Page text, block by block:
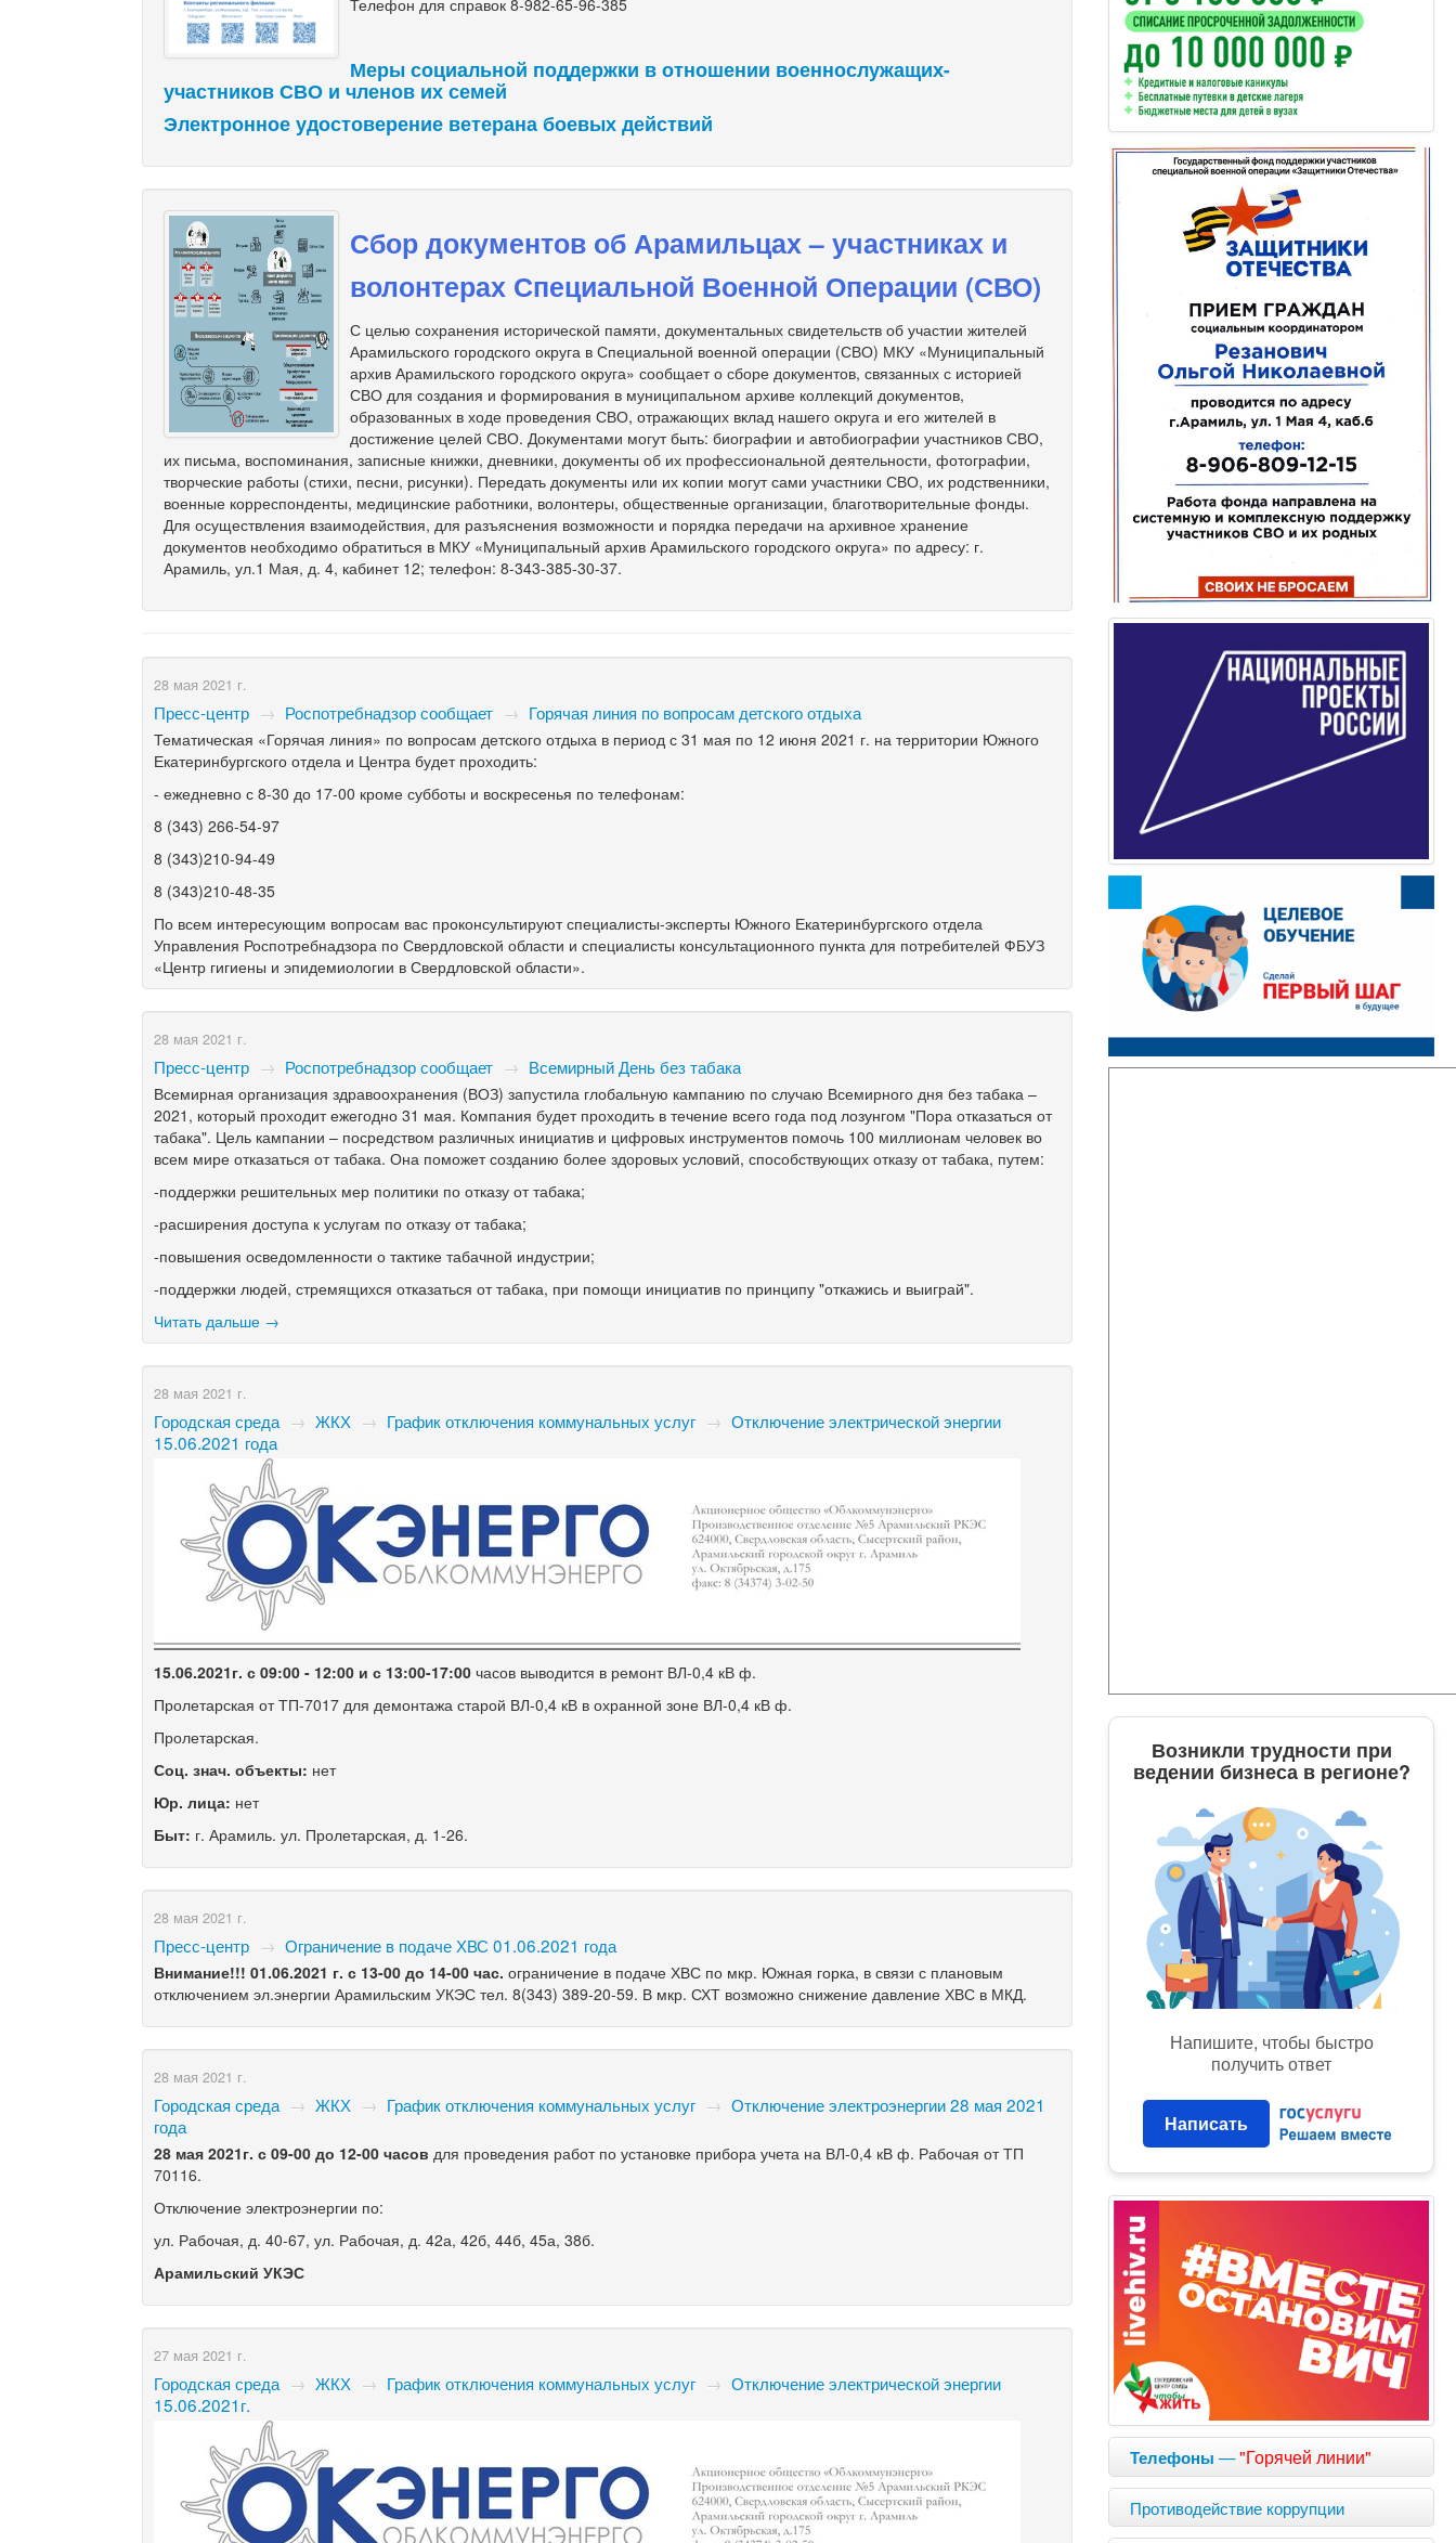
Телефон для справок 8-982-65-96-385
Меры социальной поддержки в отношении военнослужащих-
участников СВО и членов их семей
Электронное удостоверение ветерана боевых действий
Сбор документов об Арамильцах – участниках и
волонтерах Специальной Военной Операции (СВО)
С целью сохранения исторической памяти, документальных свидетельств об участии жителей
Арамильского городского округа в Специальной военной операции (СВО) МКУ «Муниципальный
архив Арамильского городского округа» сообщает о сборе документов, связанных с историей
СВО для создания и формирования в муниципальном архиве коллекций документов,
образованных в ходе проведения СВО, отражающих вклад нашего округа и его жителей в
достижение целей СВО. Документами могут быть: биографии и автобиографии участников СВО,
их письма, воспоминания, записные книжки, дневники, документы об их профессиональной деятельности, фотографии,
творческие работы (стихи, песни, рисунки). Передать документы или их копии могут сами участники СВО, их родственники,
военные корреспонденты, медицинские работники, волонтеры, общественные организации, благотворительные фонды.
Для осуществления взаимодействия, для разъяснения возможности и порядка передачи на архивное хранение
документов необходимо обратиться в МКУ «Муниципальный архив Арамильского городского округа» по адресу: г.
Арамиль, ул.1 Мая, д. 4, кабинет 12; телефон: 8-343-385-30-37.
28 мая 2021 г.
Пресс-центр → Роспотребнадзор сообщает → Горячая линия по вопросам детского отдыха
Тематическая «Горячая линия» по вопросам детского отдыха в период с 31 мая по 12 июня 2021 г. на территории Южного
Екатеринбургского отдела и Центра будет проходить:
- ежедневно с 8-30 до 17-00 кроме субботы и воскресенья по телефонам:
8 (343) 266-54-97
8 (343)210-94-49
8 (343)210-48-35
По всем интересующим вопросам вас проконсультируют специалисты-эксперты Южного Екатеринбургского отдела
Управления Роспотребнадзора по Свердловской области и специалисты консультационного пункта для потребителей ФБУЗ
«Центр гигиены и эпидемиологии в Свердловской области».
28 мая 2021 г.
Пресс-центр → Роспотребнадзор сообщает → Всемирный День без табака
Всемирная организация здравоохранения (ВОЗ) запустила глобальную кампанию по случаю Всемирного дня без табака –
2021, который проходит ежегодно 31 мая. Компания будет проходить в течение всего года под лозунгом "Пора отказаться от
табака". Цель кампании – посредством различных инициатив и цифровых инструментов помочь 100 миллионам человек во
всем мире отказаться от табака. Она поможет созданию более здоровых условий, способствующих отказу от табака, путем:
-поддержки решительных мер политики по отказу от табака;
-расширения доступа к услугам по отказу от табака;
-повышения осведомленности о тактике табачной индустрии;
-поддержки людей, стремящихся отказаться от табака, при помощи инициатив по принципу "откажись и выиграй".
Читать дальше →
28 мая 2021 г.
Городская среда → ЖКХ → График отключения коммунальных услуг → Отключение электрической энергии
15.06.2021 года
15.06.2021г. с 09:00 - 12:00 и с 13:00-17:00 часов выводится в ремонт ВЛ-0,4 кВ ф.
Пролетарская от ТП-7017 для демонтажа старой ВЛ-0,4 кВ в охранной зоне ВЛ-0,4 кВ ф.
Пролетарская.
Соц. знач. объекты: нет
Юр. лица: нет
Быт: г. Арамиль. ул. Пролетарская, д. 1-26.
28 мая 2021 г.
Пресс-центр → Ограничение в подаче ХВС 01.06.2021 года
Внимание!!! 01.06.2021 г. с 13-00 до 14-00 час. ограничение в подаче ХВС по мкр. Южная горка, в связи с плановым
отключением эл.энергии Арамильским УКЭС тел.8(343)389-20-59. В мкр. СХТ возможно снижение давление ХВС в МКД.
28 мая 2021 г.
Городская среда → ЖКХ → График отключения коммунальных услуг → Отключение электроэнергии 28 мая 2021
года
28 мая 2021г. с 09-00 до 12-00 часов для проведения работ по установке прибора учета на ВЛ-0,4 кВ ф. Рабочая от ТП
70116.
Отключение электроэнергии по:
ул. Рабочая, д. 40-67, ул. Рабочая, д. 42а, 42б, 44б, 45а, 38б.
Арамильский УКЭС
27 мая 2021 г.
Городская среда → ЖКХ → График отключения коммунальных услуг → Отключение электрической энергии
15.06.2021г.
Возникли трудности при
ведении бизнеса в регионе?
Напишите, чтобы быстро
получить ответ
Написать
Телефоны —"Горячей линии"
Противодействие коррупции